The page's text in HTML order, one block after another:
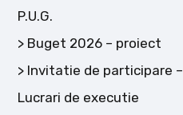
P.U.G.
Buget 2026 – proiect
Invitatie de participare –
Lucrari de executie